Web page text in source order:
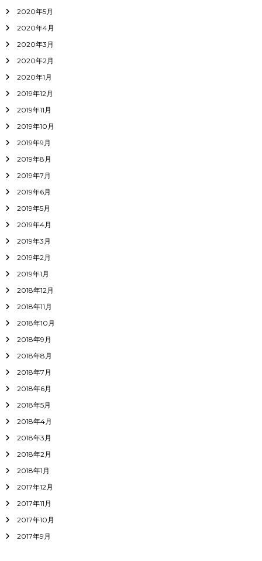
2020年5月
2020年4月
2020年3月
2020年2月
2020年1月
2019年12月
2019年11月
2019年10月
2019年9月
2019年8月
2019年7月
2019年6月
2019年5月
2019年4月
2019年3月
2019年2月
2019年1月
2018年12月
2018年11月
2018年10月
2018年9月
2018年8月
2018年7月
2018年6月
2018年5月
2018年4月
2018年3月
2018年2月
2018年1月
2017年12月
2017年11月
2017年10月
2017年9月